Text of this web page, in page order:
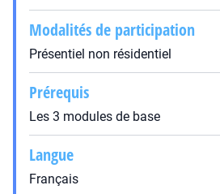
Modalités de participation
Présentiel non résidentiel
Prérequis
Les 3 modules de base
Langue
Français